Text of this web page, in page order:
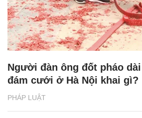
PHÁP LUẬT
Người đàn ông đốt pháo
đám cưới ở Hà Nội khai gì?